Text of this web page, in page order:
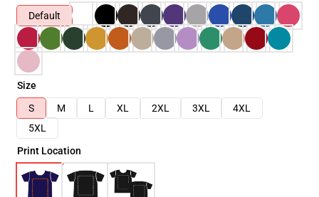
Default
Size
S
M L XL 2XL 3XL
4XL
5XL
Print Location